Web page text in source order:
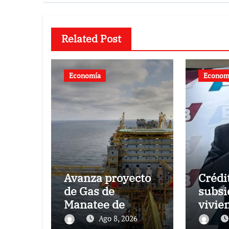
Related Post
Economía
Avanza proyecto
de Gas de
Manatee de
CompañíaAgo 8, 2026
una